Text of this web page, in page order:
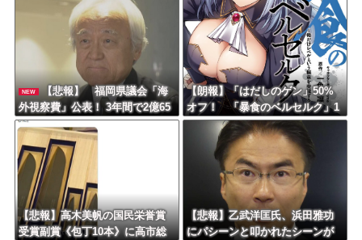
ｗｗｗ
NEW
【悲報】 福岡県議会「海
外視察費」公表！ 3年間で2億65
00万円ｗｗｗｗｗｗｗｗｗ
【朗報】「はだしのゲン」50%
オフ！ 「暴食のベルセルク」1
4巻無料ｗｗｗｗｗｗ
【悲報】高木美帆の国民栄誉賞
受賞副賞《包丁10本》に高市総
【悲報】乙武洋匡氏、浜田雅功
にパシーンと叩かれたシーンが